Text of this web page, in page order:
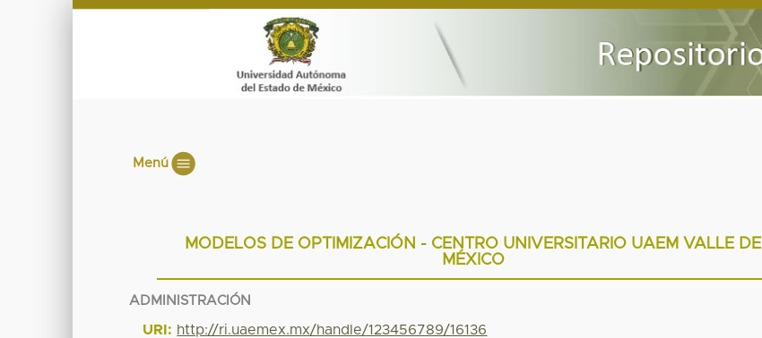
Menú
MODELOS DE OPTIMIZACIÓN - CENTRO UNIVERSITARIO UAEM VALLE DE
MÉXICO
ADMINISTRACIÓN
URI: http://ri.uaemex.mx/handle/123456789/16136